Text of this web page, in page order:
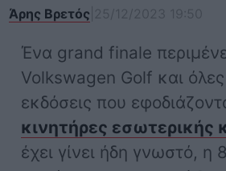
Άρης Βρετός
Ένα grand finale
Volkswagen Golf και όλες
εκδόσεις που
κινητήρες εσωτερικής
έχει γίνει ήδη γνωστό, η 8